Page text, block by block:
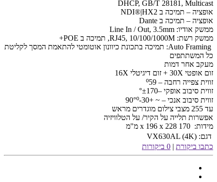
DHCP, GB/T 28181, Multicast
אופציה – תמיכה ב NDI®|HX2
אופציה – תמיכה ב Dante
ממשק אודיו: Line In / Out, 3.5mm
ממשק רשת: RJ45, 10/100/1000M, תמיכה ב POE+
Auto Framing: תמיכה בתכונת כיוונון אוטומטי להתאמת המסך לקליטת
כל המשתתפים
מעקב אחר דמות
זום אופטי 30X + זום דיגיטלי 16X
זווית צפייה רחבה – ⁰59
זווית סיבוב אופקי –°±170
זווית סיבוב אנכי – ~ +90°⁰-30
עד 255 מצבי צילום מוגדרים מראש
אפשרות תלייה על הקיר/ על הטלוויזיה
מידות: 170 x 196 x 228 מ"מ
דגם: VX630AL (4K)
כתבו ביקורת | 0 ביקורות